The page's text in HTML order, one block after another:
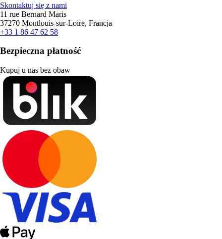
Skontaktuj się z nami
11 rue Bernard Maris
37270 Montlouis-sur-Loire, Francja
+33 1 86 47 62 58
Bezpieczna płatność
Kupuj u nas bez obaw